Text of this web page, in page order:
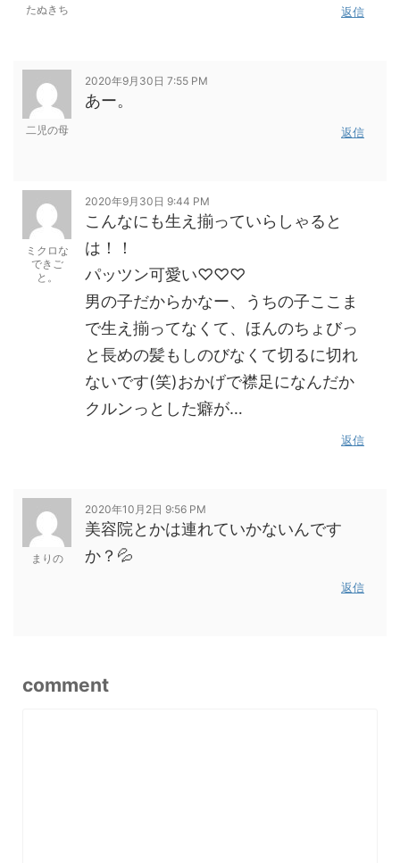
たぬきち 返信
二児の母
2020年9月30日 7:55 PM
あー。
返信
ミクロな
できご
と。
2020年9月30日 9:44 PM
こんなにも生え揃っていらしゃると
は！！
パッツン可愛い♡♡♡
男の子だからかなー、うちの子ここま
で生え揃ってなくて、ほんのちょびっ
と長めの髪もしのびなくて切るに切れ
ないです(笑)おかげで襟足になんだか
クルンっとした癖が…
返信
まりの
2020年10月2日 9:56 PM
美容院とかは連れていかないんです
か？💦
返信
comment